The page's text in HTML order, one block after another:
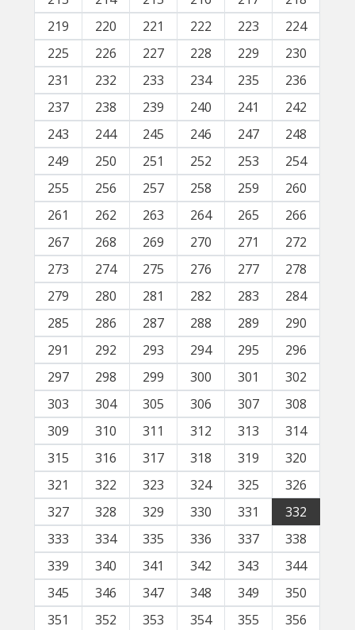
219
220 221 222 223
224
225
226 227 228 229
230
231
232 233 234 235
236
237
238 239 240 241
242
243
244 245 246 247
248
249
250 251 252 253
254
255
256 257 258 259
260
261
262 263 264 265
266
267
268 269 270 271
272
273
274 275 276 277
278
279
280 281 282 283
284
285
286 287 288 289
290
291
292 293 294 295
296
297
298 299 300 301
302
303
304 305 306 307
308
309
310 311 312 313
314
315
316 317 318 319
320
321
322 323 324 325
326
327
328 329 330 331
332
333
334 335 336 337
338
339
340 341 342 343
344
345
346 347 348 349
350
351
352 353 354 355 356